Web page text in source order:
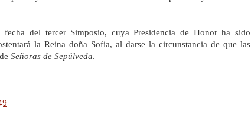
del tercer Simposio, cuya Presidencia de Honor ha sido
la Reina doña Sofia, al darse la circunstancia de que las
Señoras de Sepúlveda.